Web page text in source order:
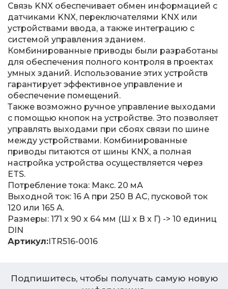
Связь KNX обеспечивает обмен информацией с
датчиками KNX, переключателями KNX или
устройствами ввода, а также интеграцию с
системой управления зданием.
Комбинированные приводы были разработаны
для обеспечения полного контроля в проектах
умных зданий. Использование этих устройств
гарантирует эффективное управление и
обеспечение помещений.
Также возможно ручное управление выходами
с помощью кнопок на устройстве. Это позволяет
управлять выходами при сбоях связи по шине
между устройствами. Комбинированные
приводы питаются от шины KNX, а полная
настройка устройства осуществляется через
ETS.
Потребление тока: Макс. 20 мА
Выходной ток: 16 А при 250 В AC, пусковой ток
120 или 165 А.
Размеры: 171 x 90 x 64 мм (Ш x В x Г) -> 10 единиц
DIN
Артикул:ITR516-0016
Подпишитесь, чтобы получать самую новую